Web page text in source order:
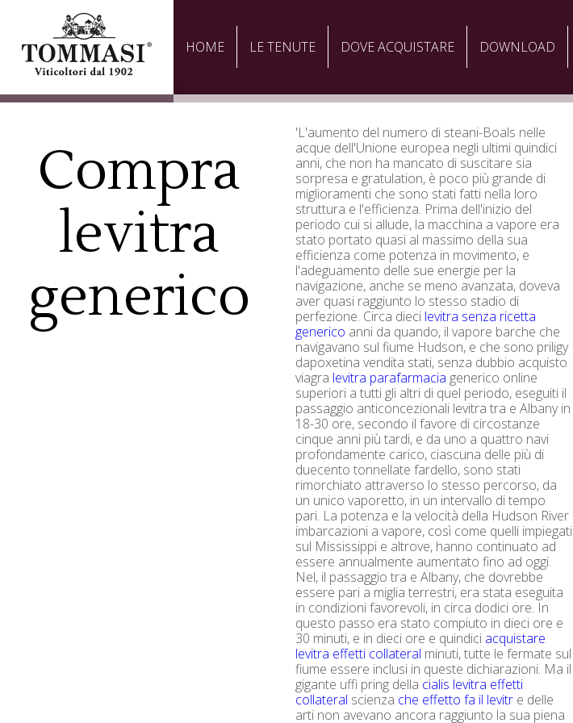
HOME LE TENUTE DOVE ACQUISTARE DOWNLOAD
Compra
levitra
generico
'L'aumento del numero di steani-Boals nelle
acque dell'Unione europea negli ultimi quindici
anni, che non ha mancato di suscitare sia
sorpresa e gratulation, è poco più grande di
miglioramenti che sono stati fatti nella loro
struttura e l'efficienza. Prima dell'inizio del
periodo cui si allude, la macchina a vapore era
stato portato quasi al massimo della sua
efficienza come potenza in movimento, e
l'adeguamento delle sue energie per la
navigazione, anche se meno avanzata, doveva
aver quasi raggiunto lo stesso stadio di
perfezione. Circa dieci levitra senza ricetta
generico anni da quando, il vapore barche che
navigavano sul fiume Hudson, e che sono priligy
dapoxetina vendita stati, senza dubbio acquisto
viagra levitra parafarmacia generico online
superiori a tutti gli altri di quel periodo, eseguiti il ​​
passaggio anticoncezionali levitra tra e Albany in
18-30 ore, secondo il favore di circostanze
cinque anni più tardi, e da uno a quattro navi
profondamente carico, ciascuna delle più di
duecento tonnellate fardello, sono stati
rimorchiato attraverso lo stesso percorso, da
un unico vaporetto, in un intervallo di tempo
pari. La potenza e la velocità della Hudson River
imbarcazioni a vapore, così come quelli impiegati
sul Mississippi e altrove, hanno continuato ad
essere annualmente aumentato fino ad oggi.
Nel, il passaggio tra e Albany, che dovrebbe
essere pari a miglia terrestri, era stata eseguita
in condizioni favorevoli, in circa dodici ore. In
questo passo era stato compiuto in dieci ore e
30 minuti, e in dieci ore e quindici acquistare
levitra effetti collateral minuti, tutte le fermate sul
fiume essere inclusi in queste dichiarazioni. Ma il
gigante uffi pring della cialis levitra effetti
collateral scienza che effetto fa il levitr e delle
arti non avevano ancora raggiunto la sua piena